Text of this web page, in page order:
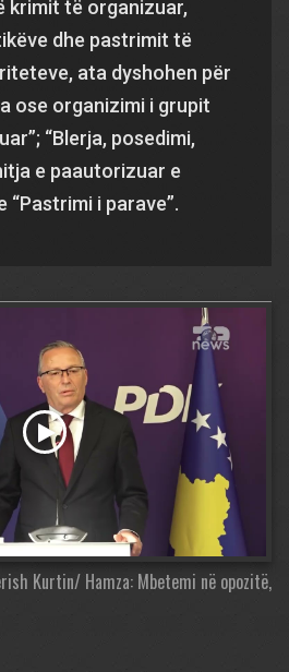
krimit të organizuar,
dhe pastrimit të
ata dyshohen për
ose organizimi i grupit
“Blerja, posedimi,
e paautorizuar e
“Pastrimi i parave”.
Kurtin/ Hamza: Mbetemi në opozitë,